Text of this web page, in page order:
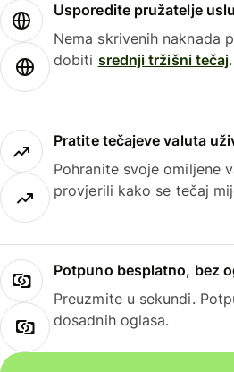
Usporedite pružatelje
Nema skrivenih naknada
dobiti srednji tržišni tečaj.
Pratite tečajeve valuta
Pohranite svoje omiljene
provjerili kako se tečaj
Potpuno besplatno, bez
Preuzmite u sekundi.
dosadnih oglasa.